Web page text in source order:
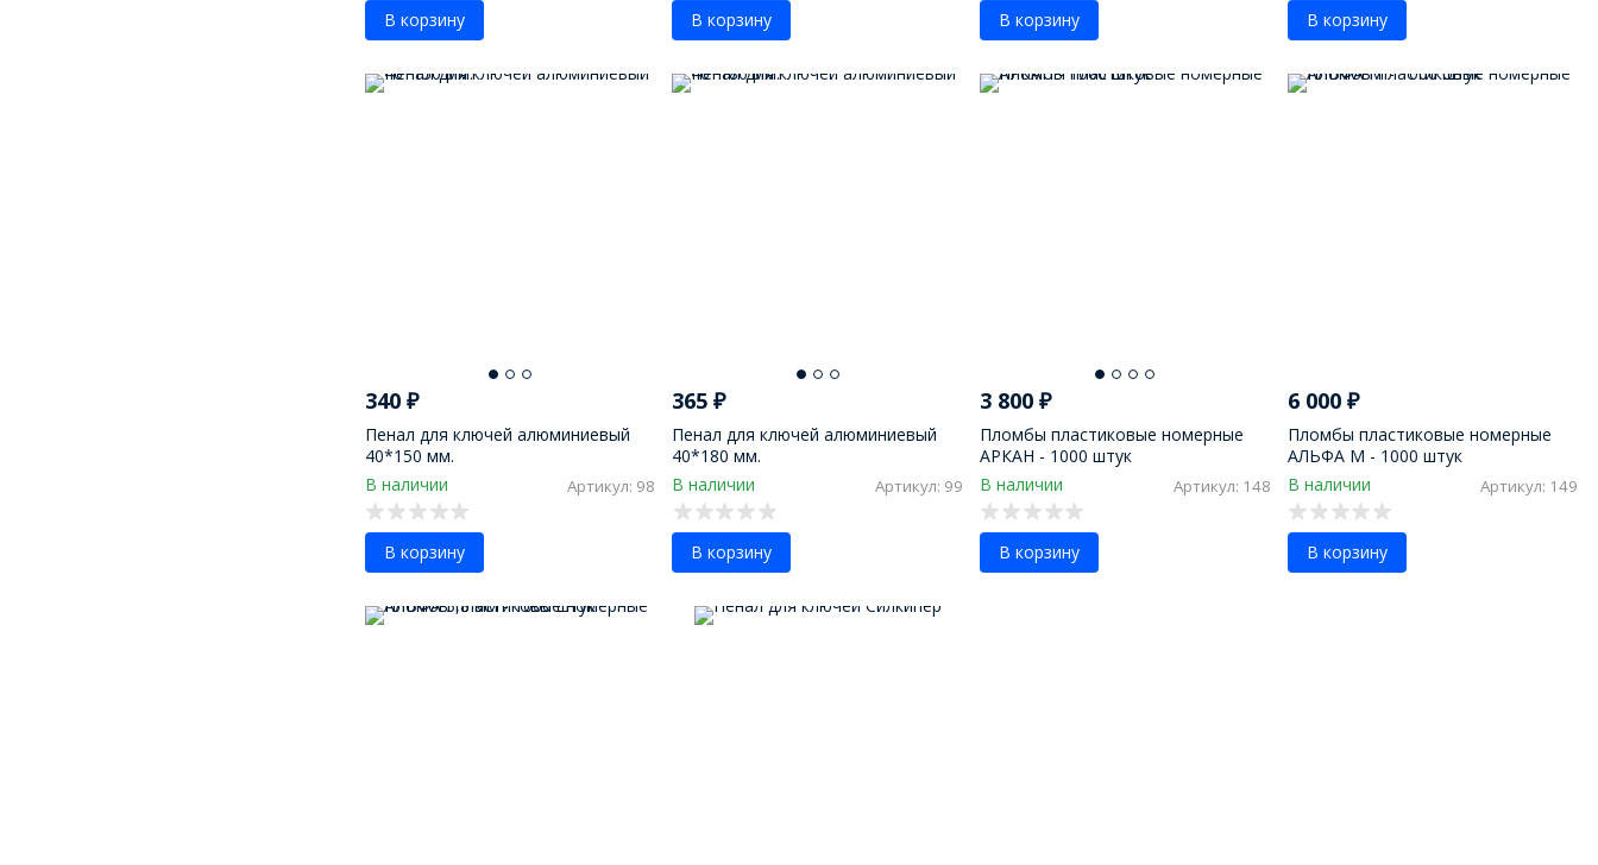
В корзину В корзину В корзину В корзину
340 ₽
Пенал для ключей алюминиевый
40*150 мм.
В наличии
Артикул: 98
В корзину
365₽
Пенал для ключей алюминиевый
40*180 мм.
В наличии
Артикул: 99
В корзину
3 800 ₽
Пломбы пластиковые номерные
АРКАН - 1000 штук
В наличии
Артикул: 148
В корзину
6 000 ₽
Пломбы пластиковые номерные
АЛЬФА М - 1000 штук
В наличии
Артикул: 149
В корзину